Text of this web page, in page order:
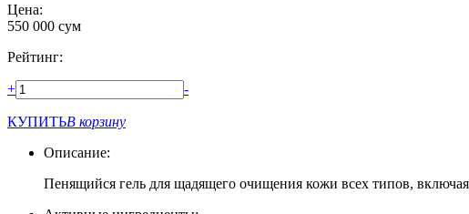
Цена:
550 000 сум
Рейтинг:
+ -
КУПИТЬВ корзину
Описание:
Пенящийся гель для щадящего очищения кожи всех типов,